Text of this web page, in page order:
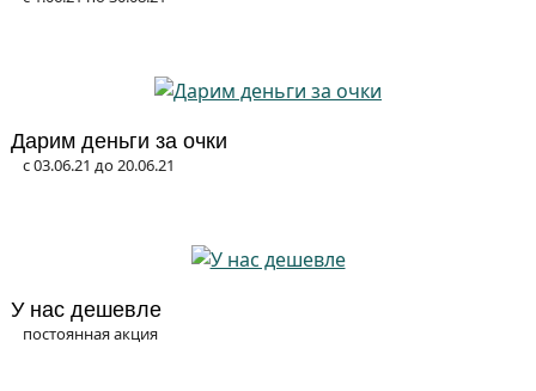
Дарим деньги за очки
с 03.06.21 до 20.06.21
У нас дешевле
постоянная акция